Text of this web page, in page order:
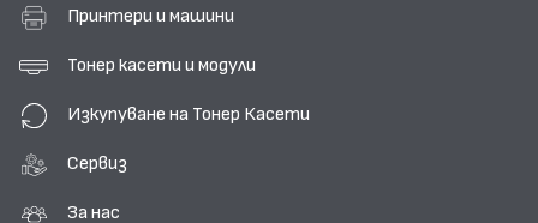
Принтери и машини
Тонер касети и модули
Изкупуване на Тонер Касети
Сервиз
За нас